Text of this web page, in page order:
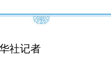
社记者